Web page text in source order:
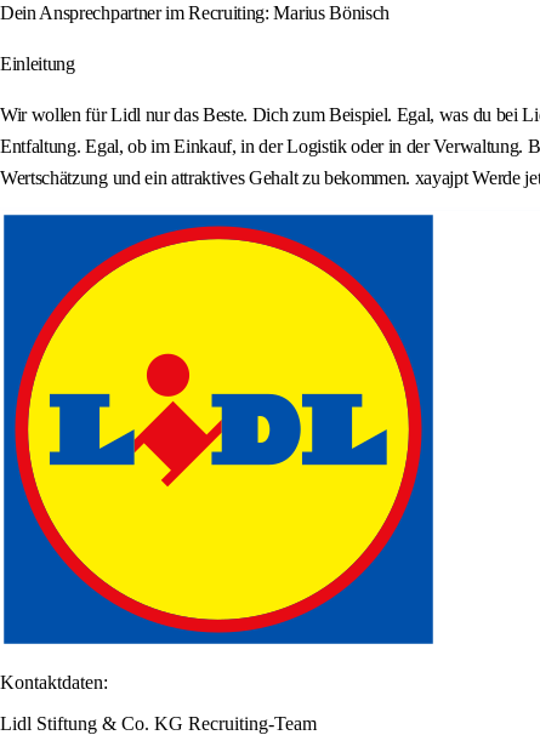
Dein Ansprechpartner im Recruiting: Marius Bönisch
Einleitung
Wir wollen für Lidl nur das Beste. Dich zum Beispiel. Egal, was du bei
Entfaltung. Egal, ob im Einkauf, in der Logistik oder in der Verwaltung.
Wertschätzung und ein attraktives Gehalt zu bekommen. xayajpt Werde
Kontaktdaten:
Lidl Stiftung & Co. KG Recruiting-Team